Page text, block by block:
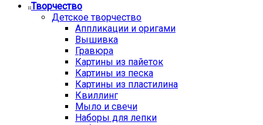
Творчество
Детское творчество
Аппликации и оригами
Вышивка
Гравюра
Картины из пайеток
Картины из песка
Картины из пластилина
Квиллинг
Мыло и свечи
Наборы для лепки